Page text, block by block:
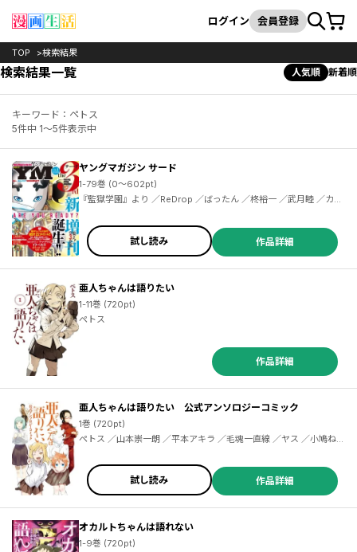
検索
ログイン 会員登録カート
TOP 検索結果
検索結果一覧 人気順 新着順
キーワード：ペトス
5件中 1～5件表示中
ヤングマガジン サード
1-79巻 (0～602pt)
『監獄学園』より ／ReDrop ／ばったん ／柊裕一 ／武月睦 ／カラスヤサトシ ／伊藤三巳華 ／柏木大樹 ／クール教信者 ／安井ミイト ／森よし ／マキヒロチ ／長田悠幸 ／梶原一騎 ／辻なおき ／小林且典 ／武田すん ／鈴木小波 ／鶴ゆみか ／野良しごと ／平本アキラ ／江戸パイン ／ペトス ／久米田康治 ／ヤス ／御影夏 ／篠丸のどか ／にんじゃむ ／ミサヲ ／茂木清香 ／西尾維新 ／光谷理 ／毛魂一直線 ／中村ジュンヤ ／吉谷光平 ／サンクス仮面 ／三島衛里子 ／支援ＢＩＳ ／菊石森生 ／井上智徳
試し読み 作品詳細
亜人ちゃんは語りたい
1-11巻 (720pt)
ペトス
作品詳細
亜人ちゃんは語りたい 公式アンソロジーコミック
1巻 (720pt)
ペトス ／山本崇一朗 ／平本アキラ ／毛魂一直線 ／ヤス ／小鳩ねね
ア・ザ・ドッグ ／うまくち醤油 ／鳥取砂丘 ／二駅ずい ／武月睦 ／
さがら梨々 ／都路 ／木村光博 ／江戸パイン
試し読み 作品詳細
オカルトちゃんは語れない
1-9巻 (720pt)